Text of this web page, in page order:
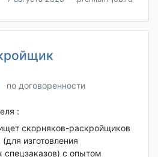
по договоренности
:
скорняков-раскройщиков
изготовления
с опытом